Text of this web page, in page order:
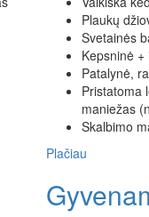
Plaukų
Svetainės
Kepsninė +
Patalynė,
Pristatoma
maniežas
Skalbimo
Plačiau